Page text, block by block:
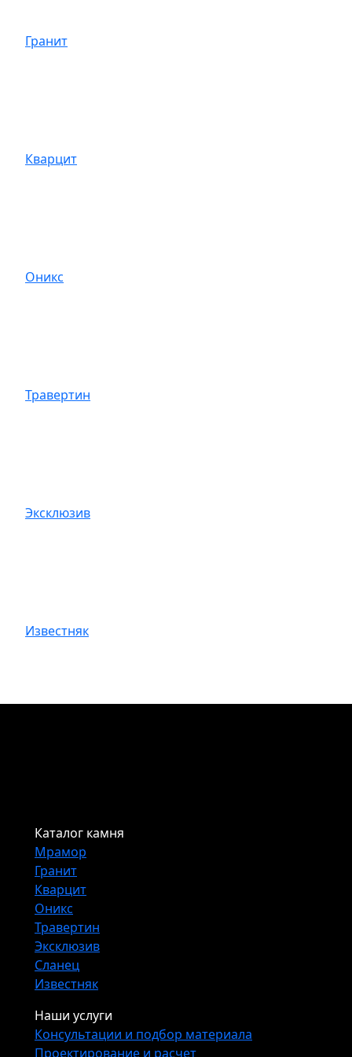
Гранит
Кварцит
Оникс
Травертин
Эксклюзив
Известняк
Каталог камня
Мрамор
Гранит
Кварцит
Оникс
Травертин
Эксклюзив
Сланец
Известняк
Наши услуги
Консультации и подбор материала
Проектирование и расчет